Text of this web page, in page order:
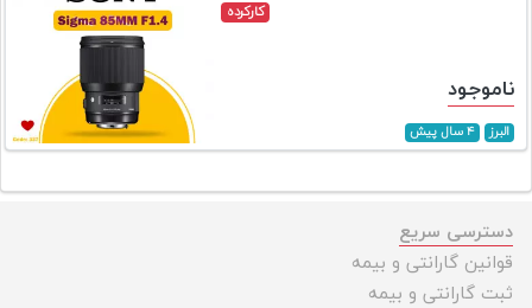
دست
دوم
قیمت
بله
کارکرده
ناموجود
البرز ۴ سال پیش
دسترسی سریع
قوانین گارانتی و بیمه
ثبت گارانتی و بیمه